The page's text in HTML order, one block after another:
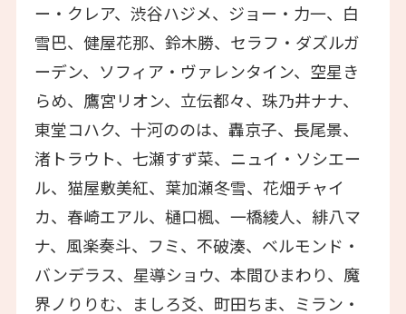
ー・クレア、渋谷ハジメ、ジョー・力一、白
雪巴、健屋花那、鈴木勝、セラフ・ダズルガ
ーデン、ソフィア・ヴァレンタイン、空星き
らめ、鷹宮リオン、立伝都々、珠乃井ナナ、
東堂コハク、十河ののは、轟京子、長尾景、
渚トラウト、七瀬すず菜、ニュイ・ソシエー
ル、猫屋敷美紅、葉加瀬冬雪、花畑チャイ
カ、春崎エアル、樋口楓、一橋綾人、緋八マ
ナ、風楽奏斗、フミ、不破湊、ベルモンド・
バンデラス、星導ショウ、本間ひまわり、魔
界ノりりむ、ましろ爻、町田ちま、ミラン・